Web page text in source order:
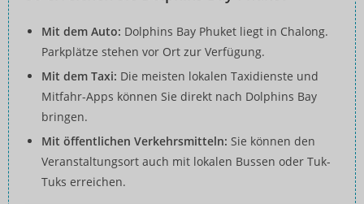
Mit dem Auto: Dolphins Bay Phuket liegt in Chalong.
Parkplätze stehen vor Ort zur Verfügung.
Mit dem Taxi: Die meisten lokalen Taxidienste und
Mitfahr-Apps können Sie direkt nach Dolphins Bay
bringen.
Mit öffentlichen Verkehrsmitteln: Sie können den
Veranstaltungsort auch mit lokalen Bussen oder Tuk-
Tuks erreichen.